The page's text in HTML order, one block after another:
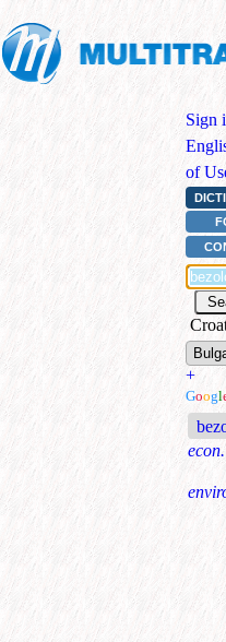
Sign
of
+
Googl
econ.